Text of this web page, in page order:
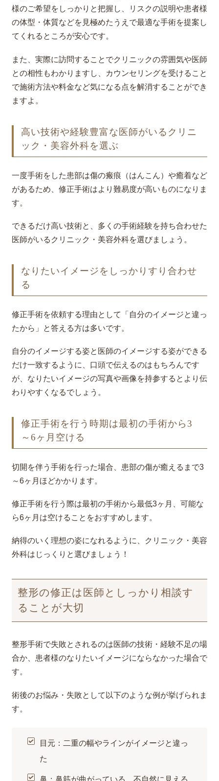
様のご希望をしっかりと把握し、リスクの説明や患者様
の体型・体質などを見極めたうえで最適な手術を提案し
てくれるところが安心です。
また、実際に訪問することでクリニックの雰囲気や医師
との相性もわかりますし、カウンセリングを受けること
で施術方法や料金など気になる点を解消することができ
ますよ。
高い技術や経験豊富な医師がいるクリニ
ック・美容外科を選ぶ
一度手術をした患部は傷の瘢痕（はんこん）や癒着など
があるため、修正手術はより難易度が高いものになりま
す。
できるだけ高い技術と、多くの手術経験を持ち合わせた
医師がいるクリニック・美容外科を選びましょう。
なりたいイメージをしっかりすり合わせ
る
修正手術を依頼する理由として「自分のイメージと違っ
たから」と答える方は多いです。
自分のイメージする姿と医師のイメージする姿ができる
だけ一致するように、口頭で伝えるのはもちろんです
が、なりたいイメージの写真や画像を持参するとより伝
わりやすくなるでしょう。
修正手術を行う時期は最初の手術から3
～6ヶ月空ける
切開を伴う手術を行った場合、患部の傷が癒えるまで3
～6ヶ月ほどかかります。
修正手術を行う際は最初の手術から最低3ヶ月、可能な
ら6ヶ月は空けることをおすすめします。
納得のいく理想の姿になれるように、クリニック・美容
外科はじっくりと選びましょう！
整形の修正は医師としっかり相談す
ることが大切
整形手術で失敗とされるのは医師の技術・経験不足の場
合か、患者様のなりたいイメージにならなかった場合で
す。
術後のお悩み・失敗として以下のような例が挙げられま
す。
目元：二重の幅やラインがイメージと違っ
た
鼻：鼻筋が曲がっている、不自然に見える